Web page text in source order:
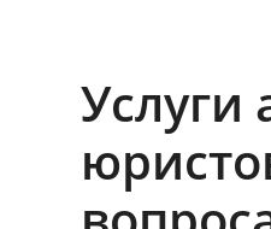
Услуги